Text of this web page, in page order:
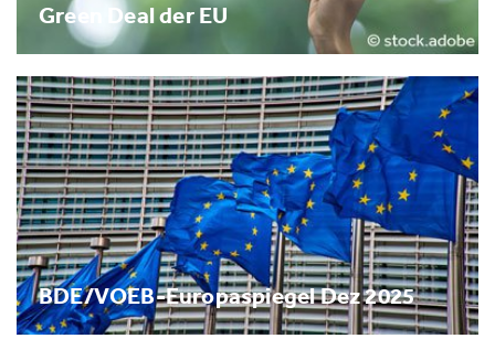
Green Deal der EU
BDE/VOEB-Europaspiegel Dez 2025